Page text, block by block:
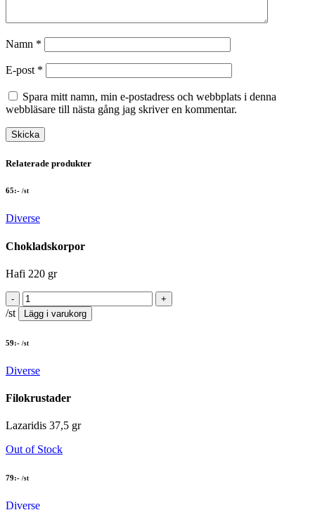
Namn *
E-post *
Spara mitt namn, min e-postadress och webbplats i denna
webbläsare till nästa gång jag skriver en kommentar.
Relaterade produkter
65:- /st
Diverse
Chokladskorpor
Hafi 220 gr
/st Lägg i varukorg
59:- /st
Diverse
Filokrustader
Lazaridis 37,5 gr
Out of Stock
79:- /st
Diverse